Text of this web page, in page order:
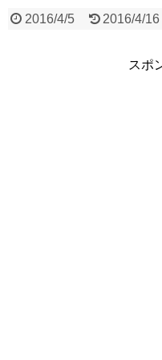
2016/4/5 2016/4/16
スポ